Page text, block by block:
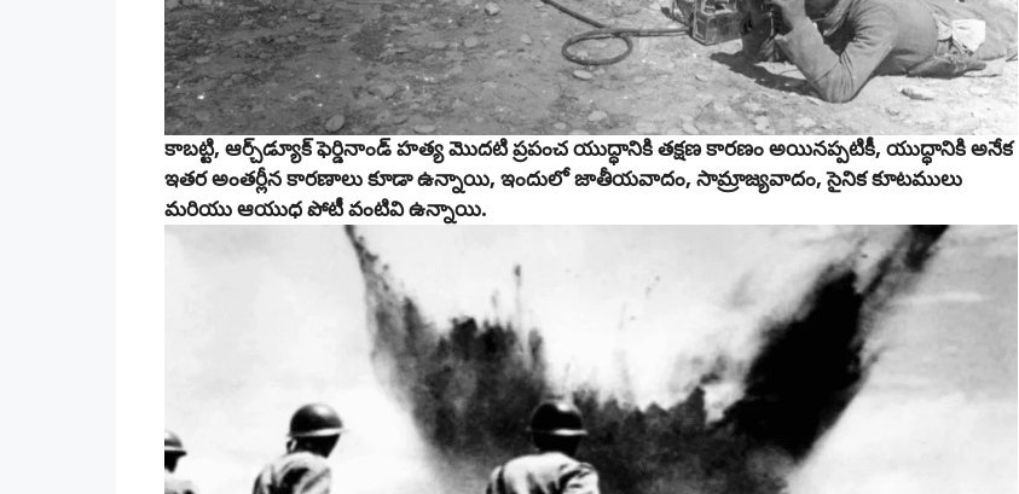
కాబట్టి, ఆర్చ్‌డ్యూక్ ఫెర్డినాండ్ హత్య మొదటి ప్రపంచ యుద్ధానికి తక్షణ కారణం అయినప్పటికీ, యుద్ధానికి అనేక
ఇతర అంతర్లీన కారణాలు కూడా ఉన్నాయి, ఇందులో జాతీయవాదం, సామ్రాజ్యవాదం, సైనిక కూటములు
మరియు ఆయుధ పోటీ వంటివి ఉన్నాయి.